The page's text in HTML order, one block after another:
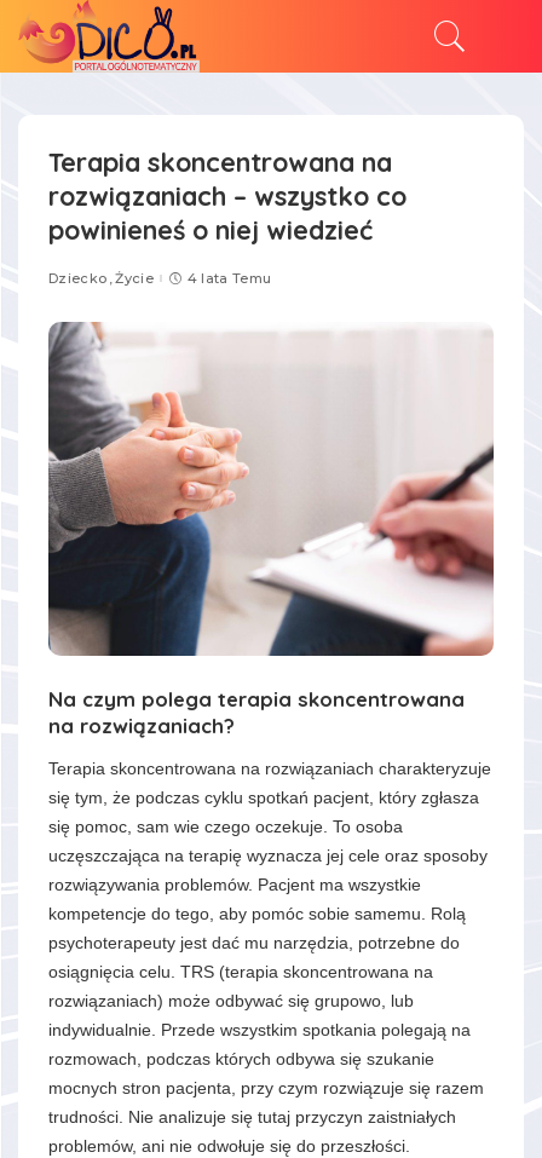
Terapia skoncentrowana na
rozwiązaniach – wszystko co
powinieneś o niej wiedzieć
Dziecko Życie 4 lata Temu
Na czym polega terapia skoncentrowana
na rozwiązaniach?
Terapia skoncentrowana na rozwiązaniach charakteryzuje
się tym, że podczas cyklu spotkań pacjent, który zgłasza
się pomoc, sam wie czego oczekuje. To osoba
uczęszczająca na terapię wyznacza jej cele oraz sposoby
rozwiązywania problemów. Pacjent ma wszystkie
kompetencje do tego, aby pomóc sobie samemu. Rolą
psychoterapeuty jest dać mu narzędzia, potrzebne do
osiągnięcia celu. TRS (terapia skoncentrowana na
rozwiązaniach) może odbywać się grupowo, lub
indywidualnie. Przede wszystkim spotkania polegają na
rozmowach, podczas których odbywa się szukanie
mocnych stron pacjenta, przy czym rozwiązuje się razem
trudności. Nie analizuje się tutaj przyczyn zaistniałych
problemów, ani nie odwołuje się do przeszłości.